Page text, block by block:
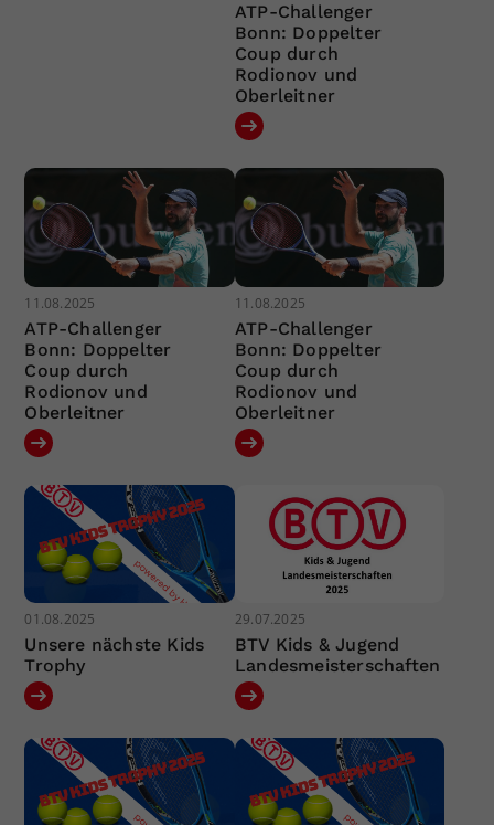
ATP-Challenger
Bonn: Doppelter
Coup durch
Rodionov und
Oberleitner
11.08.2025
ATP-Challenger
Bonn: Doppelter
Coup durch
Rodionov und
Oberleitner
11.08.2025
ATP-Challenger
Bonn: Doppelter
Coup durch
Rodionov und
Oberleitner
01.08.2025
Unsere nächste Kids
Trophy
29.07.2025
BTV Kids & Jugend
Landesmeisterschaften